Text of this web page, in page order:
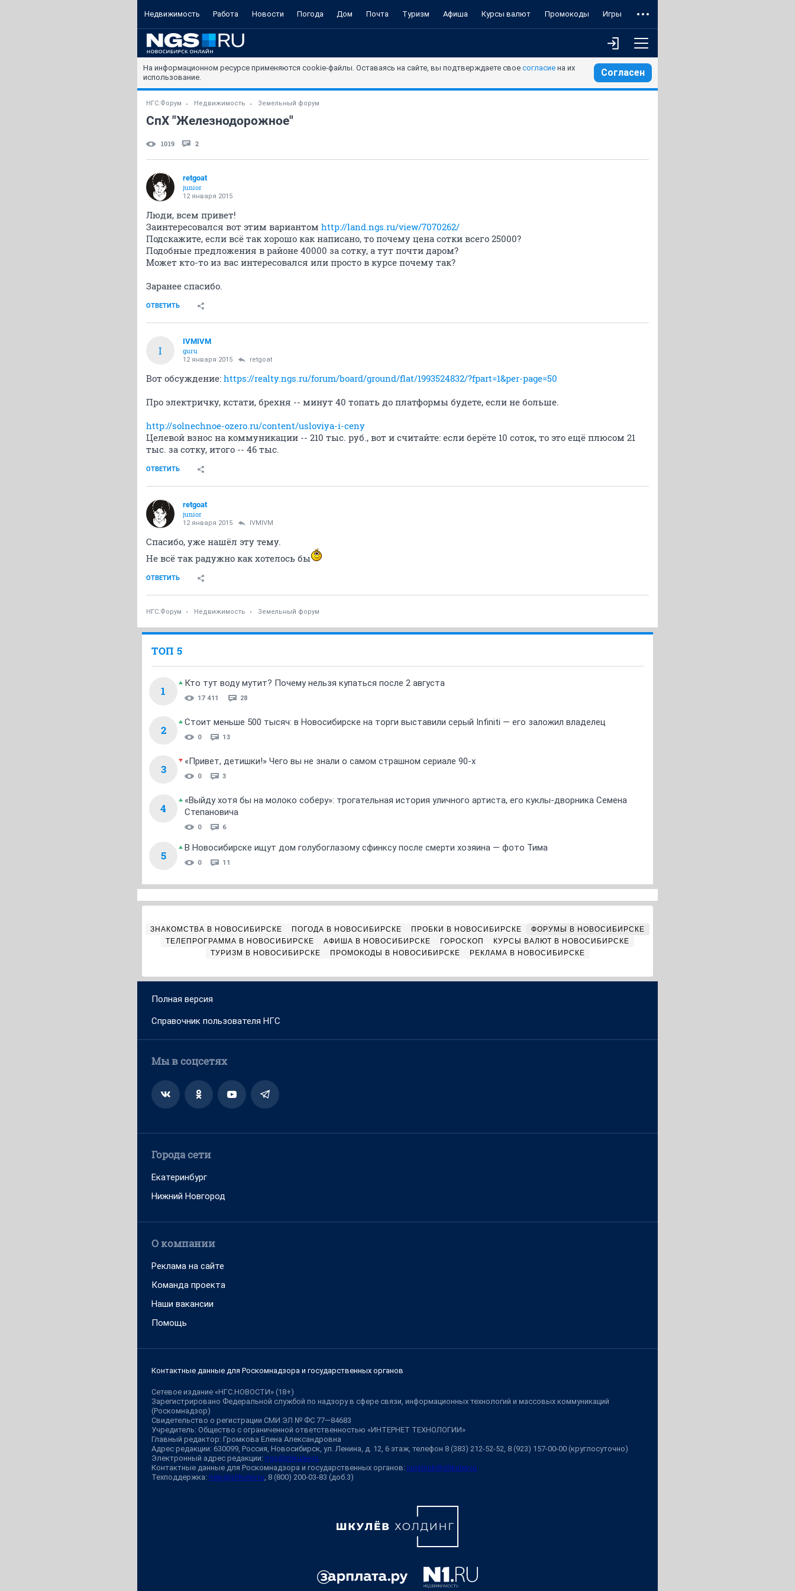
Недвижимость Работа Новости Погода Дом Почта Туризм Афиша Курсы валют Промокоды Игры
На информационном ресурсе применяются cookie-файлы. Оставаясь на сайте, вы подтверждаете свое согласие на их
использование.
Согласен
НГС.Форум Недвижимость Земельный форум
СпХ "Железнодорожное"
1019 2
retgoat
junior
12 января 2015
Люди, всем привет!
Заинтересовался вот этим вариантом http://land.ngs.ru/view/7070262/
Подскажите, если всё так хорошо как написано, то почему цена сотки всего 25000?
Подобные предложения в районе 40000 за сотку, а тут почти даром?
Может кто-то из вас интересовался или просто в курсе почему так?
Заранее спасибо.
ОТВЕТИТЬ
I
IVMIVM
guru
12 января 2015 retgoat
Вот обсуждение: https://realty.ngs.ru/forum/board/ground/flat/1993524832/?fpart=1&per-page=50
Про электричку, кстати, брехня -- минут 40 топать до платформы будете, если не больше.
http://solnechnoe-ozero.ru/content/usloviya-i-ceny
Целевой взнос на коммуникации -- 210 тыс. руб., вот и считайте: если берёте 10 соток, то это ещё плюсом 21
тыс. за сотку, итого -- 46 тыс.
ОТВЕТИТЬ
retgoat
junior
12 января 2015 IVMIVM
Спасибо, уже нашёл эту тему.
Не всё так радужно как хотелось бы
ОТВЕТИТЬ
НГС.Форум Недвижимость Земельный форум
ТОП 5
1
Кто тут воду мутит? Почему нельзя купаться после 2 августа
17 411 28
2
Стоит меньше 500 тысяч: в Новосибирске на торги выставили серый Infiniti — его заложил владелец
0 13
3
«Привет, детишки!» Чего вы не знали о самом страшном сериале 90-х
0 3
4
«Выйду хотя бы на молоко соберу»: трогательная история уличного артиста, его куклы-дворника Семена
Степановича
0 6
5
В Новосибирске ищут дом голубоглазому сфинксу после смерти хозяина — фото Тима
0 11
ЗНАКОМСТВА В НОВОСИБИРСКЕ ПОГОДА В НОВОСИБИРСКЕ ПРОБКИ В НОВОСИБИРСКЕ
ФОРУМЫ В НОВОСИБИРСКЕ
ТЕЛЕПРОГРАММА В НОВОСИБИРСКЕ
АФИША В НОВОСИБИРСКЕ ГОРОСКОП
КУРСЫ ВАЛЮТ В НОВОСИБИРСКЕ
ТУРИЗМ В НОВОСИБИРСКЕ
ПРОМОКОДЫ В НОВОСИБИРСКЕ РЕКЛАМА В НОВОСИБИРСКЕ
Полная версия
Справочник пользователя НГС
Мы в соцсетях
Города сети
Екатеринбург
Нижний Новгород
О компании
Реклама на сайте
Команда проекта
Наши вакансии
Помощь
Контактные данные для Роскомнадзора и государственных органов
Сетевое издание «НГС.НОВОСТИ» (18+)
Зарегистрировано Федеральной службой по надзору в сфере связи, информационных технологий и массовых коммуникаций
(Роскомнадзор)
Свидетельство о регистрации СМИ ЭЛ № ФС 77—84683
Учредитель: Общество с ограниченной ответственностью «ИНТЕРНЕТ ТЕХНОЛОГИИ»
Главный редактор: Громкова Елена Александровна
Адрес редакции: 630099, Россия, Новосибирск, ул. Ленина, д. 12, 6 этаж, телефон 8 (383) 212-52-52, 8 (923) 157-00-00 (круглосуточно)
Электронный адрес редакции: ngs@shkulev.ru
Контактные данные для Роскомнадзора и государственных органов: juristnsk@shkulev.ru
Техподдержка: help@shkulev.ru, 8 (800) 200-03-83 (доб.3)